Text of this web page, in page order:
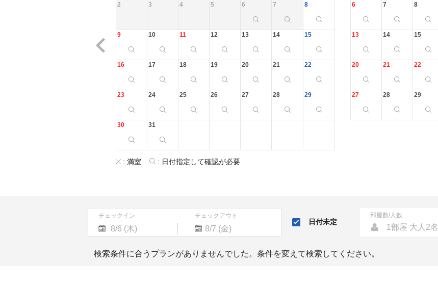
2 3 4 5 6 7 8
9 10 11 12 13 14 15
16 17 18 19 20 21 22
23 24 25 26 27 28 29
30 31
6 7 8
13 14 15
20 21 22
27 28 29
: 満室 : 日付指定して確認が必要
チェックイン チェックアウト
Navigate
forward
to
Navigate
to
日付未定
部屋数/人数
1部屋 大人2名
検索条件に合うプランがありませんでした。条件を変えて検索してください。